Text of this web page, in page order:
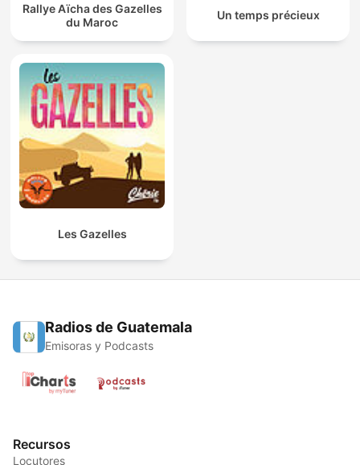
Rallye Aïcha des Gazelles
du Maroc
Un temps précieux
Les Gazelles
Radios de Guatemala
Emisoras y Podcasts
Recursos
Locutores